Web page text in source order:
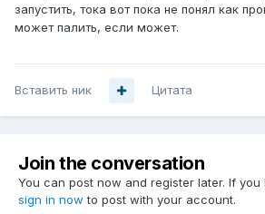
запустить, тока вот пока не понял как
может палить, если может.
Вставить ник Цитата
Join the conversation
You can post now and register later. If
sign in now to post with your account.